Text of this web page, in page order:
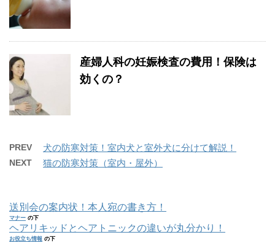
産婦人科の妊娠検査の費用！保険は
効くの？
PREV 犬の防寒対策！室内犬と室外犬に分けて解説！
NEXT 猫の防寒対策（室内・屋外）
送別会の案内状！本人宛の書き方！
マナー の下
ヘアリキッドとヘアトニックの違いが丸分かり！
お役立ち情報 の下